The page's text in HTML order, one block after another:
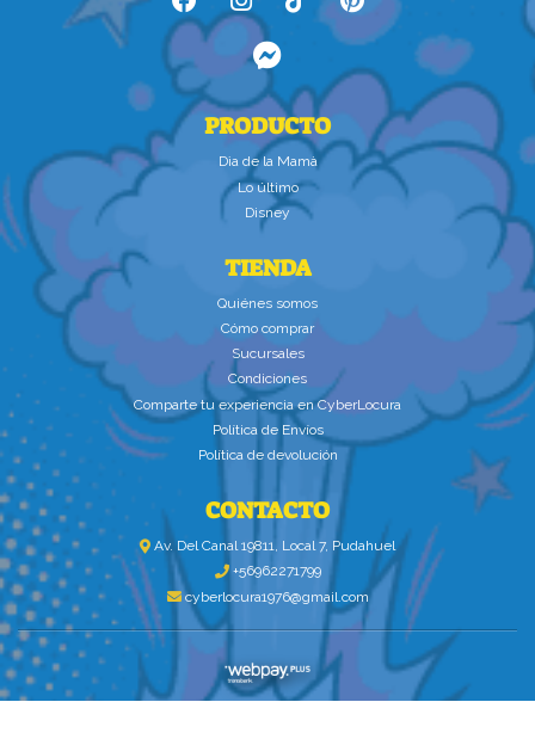
PRODUCTO
Dìa de la Mamà
Lo último
Disney
TIENDA
Quiénes somos
Cómo comprar
Sucursales
Condiciones
Comparte tu experiencia en CyberLocura
Política de Envíos
Política de devolución
CONTACTO
Av. Del Canal 19811, Local 7, Pudahuel
+56962271799
cyberlocura1976@gmail.com